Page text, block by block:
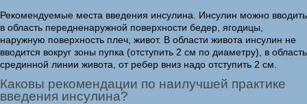
Рекомендуемые места введения инсулина. Инсулин можно вводить
в область передненаружной поверхности бедер, ягодицы,
наружную поверхность плеч, живот. В области живота инсулин не
вводится вокруг зоны пупка (отступить 2 см по диаметру), в область
срединной линии живота, от ребер вниз надо отступить 2 см.
Каковы рекомендации по наилучшей практике
введения инсулина?